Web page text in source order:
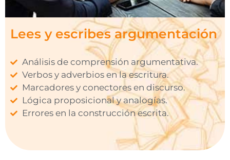
Lees y escribes argumentación
Análisis de comprensión argumentativa.
Verbos y adverbios en la escritura.
Marcadores y conectores en discurso.
Lógica proposicional y analogías.
Errores en la construcción escrita.